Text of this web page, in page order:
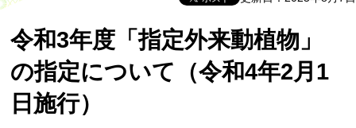
令和3年度「指定外来動植物」
の指定について（令和4年2月1
日施行）